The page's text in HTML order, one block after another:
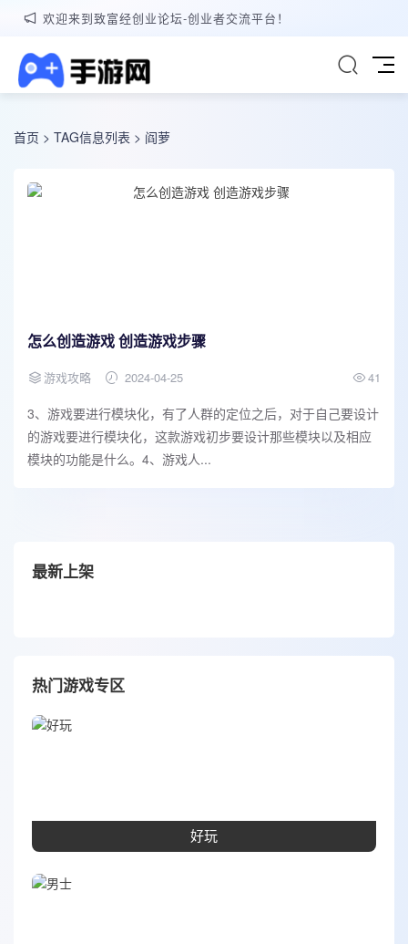
欢迎来到致富经创业论坛-创业者交流平台！
首页 > TAG信息列表 > 阎萝
怎么创造游戏 创造游戏步骤
游戏攻略 2024-04-25 41
3、游戏要进行模块化，有了人群的定位之后，对于自己要设计
的游戏要进行模块化，这款游戏初步要设计那些模块以及相应
模块的功能是什么。4、游戏人...
最新上架
热门游戏专区
好玩